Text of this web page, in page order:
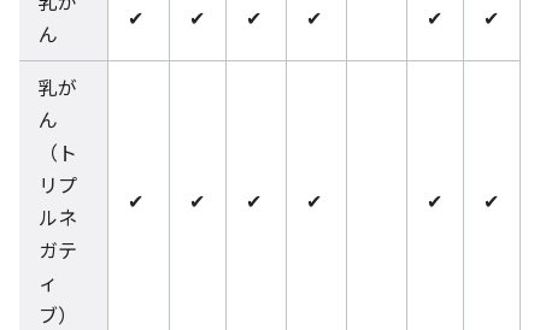
ん
✔ ✔ ✔ ✔ ✔ ✔
乳が
ん
（ト
リプ
ルネ
ガテ
ィ
ブ）
✔ ✔ ✔ ✔ ✔ ✔